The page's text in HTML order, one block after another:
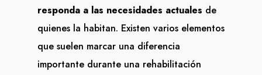
responda a las necesidades actuales de
quienes la habitan. Existen varios elementos
que suelen marcar una diferencia
importante durante una rehabilitación